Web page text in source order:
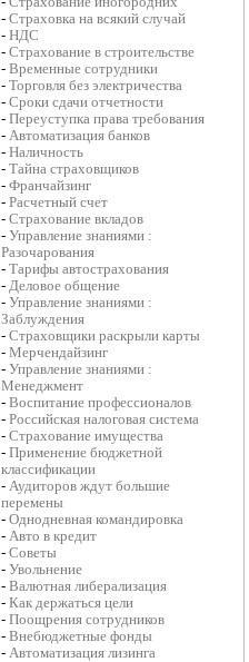
-Страховка на всякий случай
-НДС
-Страхование в строительстве
-Временные сотрудники
-Торговля без электричества
-Сроки сдачи отчетности
-Переуступка права требования
- Автоматизация банков
-Наличность
-Тайна страховщиков
-Франчайзинг
-Расчетный счет
-Страхование вкладов
-Управление знаниями :
Разочарования
-Тарифы автострахования
- Деловое общение
-Управление знаниями :
Заблуждения
-Страховщики раскрыли карты
-Мерчендайзинг
-Управление знаниями :
Менеджмент
-Воспитание профессионалов
-Российская налоговая система
-Страхование имущества
-Применение бюджетной
классификации
- Аудиторов ждут большие
перемены
-Однодневная командировка
- Авто в кредит
-Советы
-Увольнение
-Валютная либерализация
-Как держаться цели
-Поощрения сотрудников
-Внебюджетные фонды
- Автоматизация лизинга